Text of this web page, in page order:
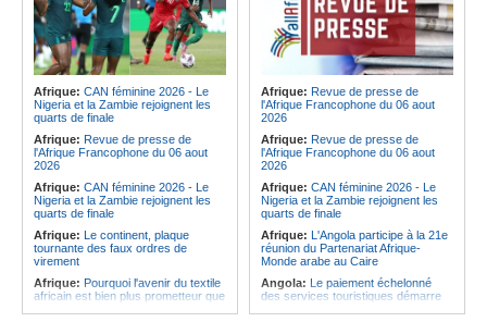
Afrique: CAN féminine 2026 - Le
Nigeria et la Zambie rejoignent les
quarts de finale
Afrique: Revue de presse de
l'Afrique Francophone du 06 aout
2026
Afrique: CAN féminine 2026 - Le
Nigeria et la Zambie rejoignent les
quarts de finale
Afrique: Le continent, plaque
tournante des faux ordres de
virement
Afrique: Pourquoi l'avenir du textile
africain est bien plus prometteur que
Afrique: Revue de presse de
l'Afrique Francophone du 06 aout
2026
Afrique: Revue de presse de
l'Afrique Francophone du 06 aout
2026
Afrique: CAN féminine 2026 - Le
Nigeria et la Zambie rejoignent les
quarts de finale
Afrique: L'Angola participe à la 21e
réunion du Partenariat Afrique-
Monde arabe au Caire
Angola: Le paiement échelonné
des services touristiques démarre